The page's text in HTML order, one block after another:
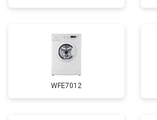
WFE7012